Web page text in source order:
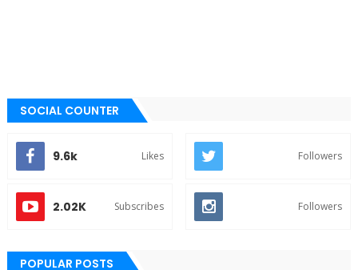
SOCIAL COUNTER
9.6k Likes Followers
2.02K Subscribes Followers
POPULAR POSTS